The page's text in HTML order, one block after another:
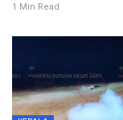
1 Min Read